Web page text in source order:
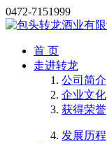
0472-7151999
首 页
走进转龙
公司简介
企业文化
获得荣誉
发展历程